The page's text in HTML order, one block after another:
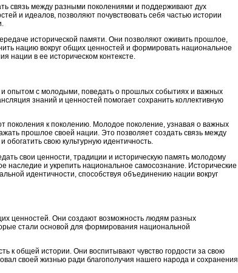
связь между разными поколениями и поддерживают дух
и идеалов, позволяют почувствовать себя частью истории
исторической памяти. Они позволяют оживить прошлое,
нацию вокруг общих ценностей и формировать национальное
нации в ее историческом контексте.
опытом с молодыми, поведать о прошлых событиях и важных
знаний и ценностей помогает сохранить коллективную
поколения к поколению. Молодое поколение, узнавая о важных
прошлое своей нации. Это позволяет создать связь между
свою культурную идентичность.
свои ценности, традиции и историческую память молодому
наследие и укрепить национальное самосознание. Исторические
идентичности, способствуя объединению нации вокруг
ценностей. Они создают возможность людям разных
стали основой для формирования национальной
к общей истории. Они воспитывают чувство гордости за свою
своей жизнью ради благополучия нашего народа и сохранения